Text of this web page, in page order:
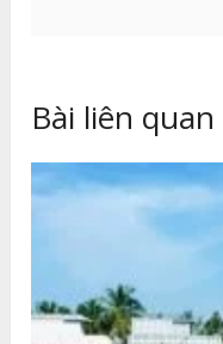
Bài liên quan